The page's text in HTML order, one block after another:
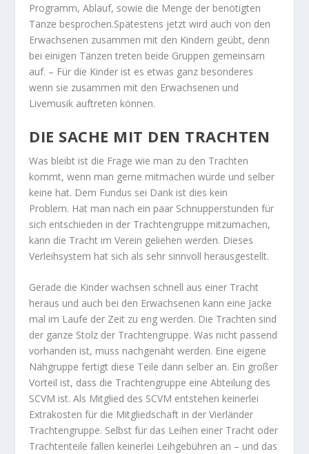
Programm, Ablauf, sowie die Menge der benötigten
Tänze besprochen.Spätestens jetzt wird auch von den
Erwachsenen zusammen mit den Kindern geübt, denn
bei einigen Tänzen treten beide Gruppen gemeinsam
auf. – Für die Kinder ist es etwas ganz besonderes
wenn sie zusammen mit den Erwachsenen und
Livemusik auftreten können.
DIE SACHE MIT DEN TRACHTEN
Was bleibt ist die Frage wie man zu den Trachten
kommt, wenn man gerne mitmachen würde und selber
keine hat. Dem Fundus sei Dank ist dies kein
Problem. Hat man nach ein paar Schnupperstunden für
sich entschieden in der Trachtengruppe mitzumachen,
kann die Tracht im Verein geliehen werden. Dieses
Verleihsystem hat sich als sehr sinnvoll herausgestellt.
Gerade die Kinder wachsen schnell aus einer Tracht
heraus und auch bei den Erwachsenen kann eine Jacke
mal im Laufe der Zeit zu eng werden. Die Trachten sind
der ganze Stolz der Trachtengruppe. Was nicht passend
vorhanden ist, muss nachgenäht werden. Eine eigene
Nähgruppe fertigt diese Teile dann selber an. Ein großer
Vorteil ist, dass die Trachtengruppe eine Abteilung des
SCVM ist. Als Mitglied des SCVM entstehen keinerlei
Extrakosten für die Mitgliedschaft in der Vierländer
Trachtengruppe. Selbst für das Leihen einer Tracht oder
Trachtenteile fallen keinerlei Leihgebühren an – und das